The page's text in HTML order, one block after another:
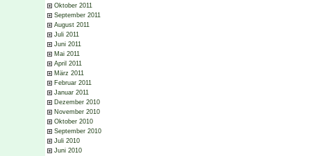
Oktober 2011
September 2011
August 2011
Juli 2011
Juni 2011
Mai 2011
April 2011
März 2011
Februar 2011
Januar 2011
Dezember 2010
November 2010
Oktober 2010
September 2010
Juli 2010
Juni 2010